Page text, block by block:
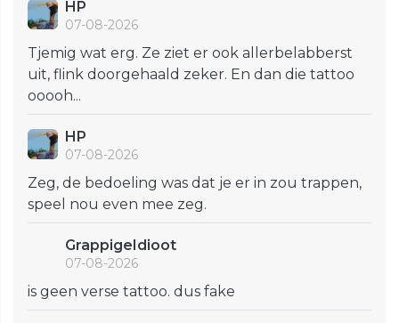
HP
07-08-2026
Tjemig wat erg. Ze ziet er ook allerbelabberst
uit, flink doorgehaald zeker. En dan die tattoo
ooooh...
HP
07-08-2026
Zeg, de bedoeling was dat je er in zou trappen,
speel nou even mee zeg.
GrappigeIdioot
07-08-2026
is geen verse tattoo. dus fake